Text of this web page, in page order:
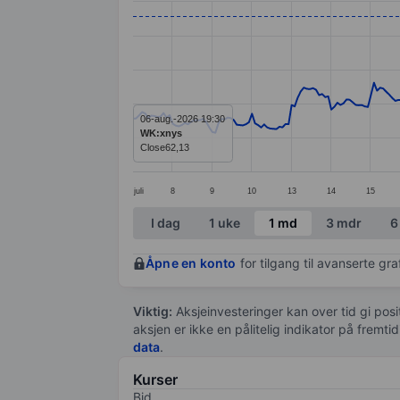
The chart has 1 Y axis displaying
juli 8 9 10 13 14 15
06-aug.-2026 19:30
WK:xnys
Close62,13
End of interactive chart.
I dag 1 uke 1 md 3 mdr
Åpne en konto for tilgang til avanserte
Viktig: Aksjeinvesteringer kan over tid gi
aksjen er ikke en pålitelig indikator på
data.
Kurser
Bid